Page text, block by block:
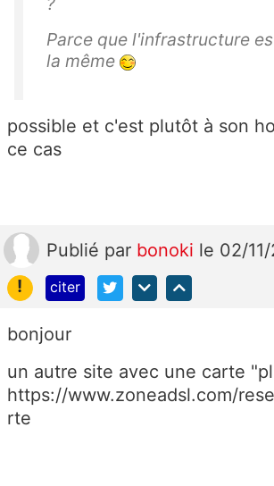
Parce que l'infrastructure
la même
possible et c'est plutôt à son
ce cas
Publié par bonoki le 02/
!
citer
bonjour
un autre site avec une carte
https://www.zoneadsl.com/
rte